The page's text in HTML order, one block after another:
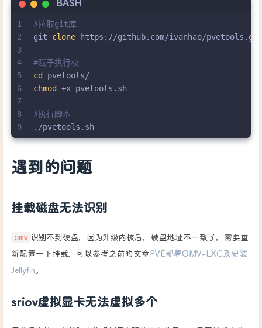
BASH
1
2
3
4
5
6
7
8
9
#拉取git库
git clone https://github.com/ivanhao/pvetools.git
#赋予执行权
cd
pvetools/
chmod
+x pvetools.sh
#执行脚本
./pvetools.sh
遇到的问题
挂载磁盘无法识别
omv 识别不到硬盘，因为升级内核后，硬盘地址不一致了，需要重
新配置一下挂载，可以参考之前的文章 PVE部署OMV-LXC及安装
Jellyfin。
sriov虚拟显卡无法虚拟多个